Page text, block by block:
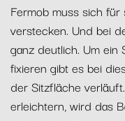
Fermob muss sich
verstecken. Und bei
ganz deutlich. Um ein
fixieren gibt es bei
der Sitzfläche
erleichtern, wird das